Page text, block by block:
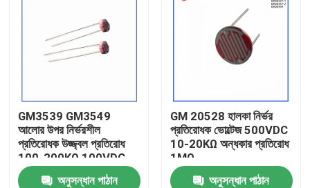
কারখানা পরিদর্শন
গুণমান নিয়ন্ত্রণ
GM3539 GM3549
আলোর উপর নির্ভরশীল
প্রতিরোধক উজ্জ্বল প্রতিরোধ
100-200KΩ 100VDC
ল্যাম্পগুলিতে
অনুসন্ধান পাঠান
GM 20528 হালকা নির্ভর
প্রতিরোধক ভোল্টেজ 500VDC
10-20KΩ অন্ধকার প্রতিরোধ
1MΩ
অনুসন্ধান পাঠান